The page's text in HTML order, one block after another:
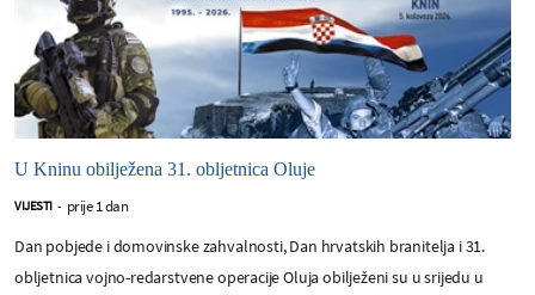
U Kninu obilježena 31. obljetnica Oluje
VIJESTI - prije 1 dan
Dan pobjede i domovinske zahvalnosti, Dan hrvatskih branitelja i 31.
obljetnica vojno-redarstvene operacije Oluja obilježeni su u srijedu u